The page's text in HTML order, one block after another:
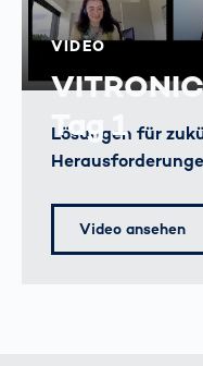
VIDEO
Tag 1
Lösungen für
Video ansehen